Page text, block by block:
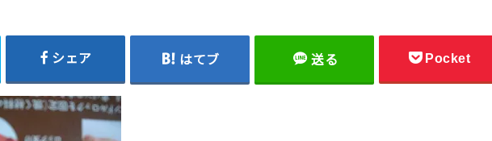
シェア はてブ 送る Pocket